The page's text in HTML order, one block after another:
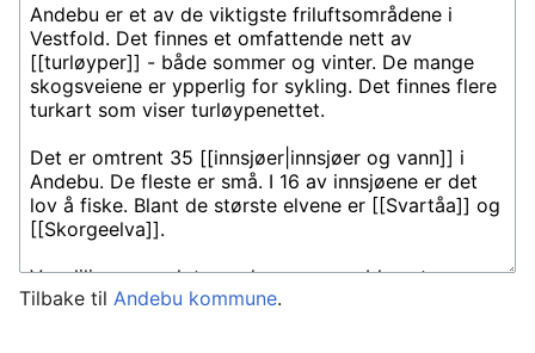
Tilbake til Andebu kommune.